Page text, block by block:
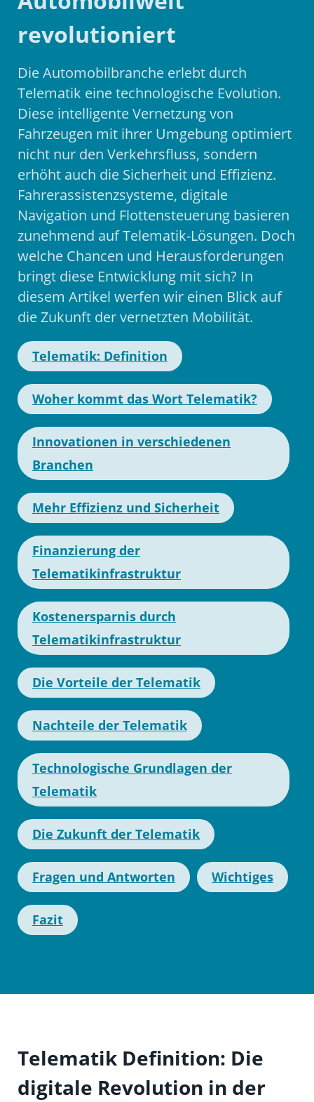
revolutioniert
Die Automobilbranche erlebt durch
Telematik eine technologische Evolution.
Diese intelligente Vernetzung von
Fahrzeugen mit ihrer Umgebung optimiert
nicht nur den Verkehrsfluss, sondern
erhöht auch die Sicherheit und Effizienz.
Fahrerassistenzsysteme, digitale
Navigation und Flottensteuerung basieren
zunehmend auf Telematik-Lösungen. Doch
welche Chancen und Herausforderungen
bringt diese Entwicklung mit sich? In
diesem Artikel werfen wir einen Blick auf
die Zukunft der vernetzten Mobilität.
Telematik: Definition
Woher kommt das Wort Telematik?
Innovationen in verschiedenen
Branchen
Mehr Effizienz und Sicherheit
Finanzierung der
Telematikinfrastruktur
Kostenersparnis durch
Telematikinfrastruktur
Die Vorteile der Telematik
Nachteile der Telematik
Technologische Grundlagen der
Telematik
Die Zukunft der Telematik
Fragen und Antworten Wichtiges
Fazit
Telematik Definition: Die
digitale Revolution in der